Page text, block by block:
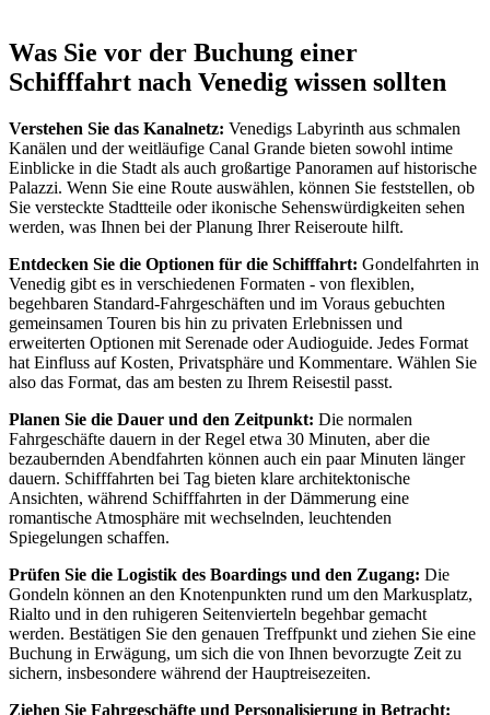
Was Sie vor der Buchung einer
Schifffahrt nach Venedig wissen sollten
Verstehen Sie das Kanalnetz: Venedigs Labyrinth aus schmalen
Kanälen und der weitläufige Canal Grande bieten sowohl intime
Einblicke in die Stadt als auch großartige Panoramen auf historische
Palazzi. Wenn Sie eine Route auswählen, können Sie feststellen, ob
Sie versteckte Stadtteile oder ikonische Sehenswürdigkeiten sehen
werden, was Ihnen bei der Planung Ihrer Reiseroute hilft.
Entdecken Sie die Optionen für die Schifffahrt: Gondelfahrten in
Venedig gibt es in verschiedenen Formaten - von flexiblen,
begehbaren Standard-Fahrgeschäften und im Voraus gebuchten
gemeinsamen Touren bis hin zu privaten Erlebnissen und
erweiterten Optionen mit Serenade oder Audioguide. Jedes Format
hat Einfluss auf Kosten, Privatsphäre und Kommentare. Wählen Sie
also das Format, das am besten zu Ihrem Reisestil passt.
Planen Sie die Dauer und den Zeitpunkt: Die normalen
Fahrgeschäfte dauern in der Regel etwa 30 Minuten, aber die
bezaubernden Abendfahrten können auch ein paar Minuten länger
dauern. Schifffahrten bei Tag bieten klare architektonische
Ansichten, während Schifffahrten in der Dämmerung eine
romantische Atmosphäre mit wechselnden, leuchtenden
Spiegelungen schaffen.
Prüfen Sie die Logistik des Boardings und den Zugang: Die
Gondeln können an den Knotenpunkten rund um den Markusplatz,
Rialto und in den ruhigeren Seitenvierteln begehbar gemacht
werden. Bestätigen Sie den genauen Treffpunkt und ziehen Sie eine
Buchung in Erwägung, um sich die von Ihnen bevorzugte Zeit zu
sichern, insbesondere während der Hauptreisezeiten.
Ziehen Sie Fahrgeschäfte und Personalisierung in Betracht: